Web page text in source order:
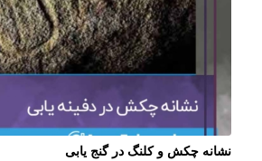
نشانه چکش و کلنگ در گنج یابی